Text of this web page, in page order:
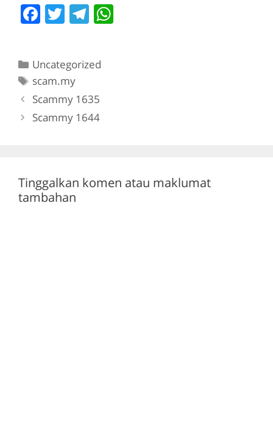
F
e
b
o
T
er
T
gr
a
m
Categories
Uncategorized
Tags
scam.my
Scammy 1635
Scammy 1644
Tinggalkan komen atau maklumat
tambahan